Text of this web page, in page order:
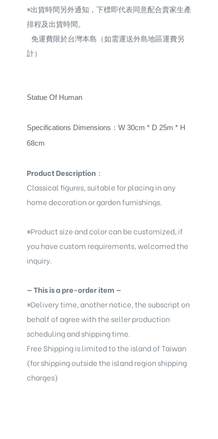
※出貨時間另外通知，下標即代表同意配合賣家生產
排程及出貨時間。
免運費限於台灣本島（如需運送外島地區運費另
計）
Statue Of Human
Specifications Dimensions ： W 30cm * D 25m * H
68cm
Product Description ：
Classical figures, suitable for placing in any
home decoration or garden furnishings.
※Product size and color can be customized, if
you have custom requirements, welcomed the
inquiry.
— This is a pre-order item —
※Delivery time, another notice, the subscript on
behalf of agree with the seller production
scheduling and shipping time.
Free Shipping is limited to the island of Taiwan
(for shipping outside the island region shipping
charges)